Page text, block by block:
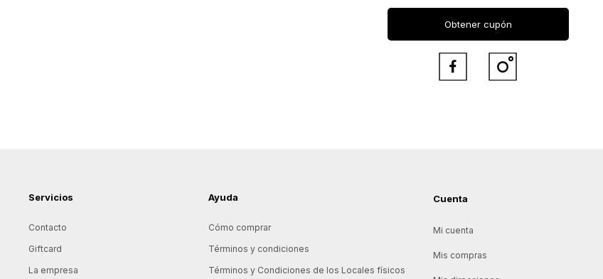
Servicios
Contacto
Giftcard
La empresa
Ayuda
Cómo comprar
Términos y condiciones
Términos y Condiciones de los Locales físicos
Cuenta
Mi cuenta
Mis compras
Obtener cupón
 